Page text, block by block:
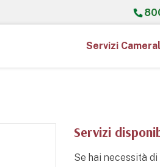
Servizi
Servizi
Se hai necessità